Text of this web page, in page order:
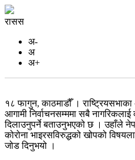
रासस
अ-
अ
अ+
१८ फागुन, काठमाडौँ ।
आगामी निर्वाचनसम्ममा सबै नागरिकलाई
दिलाउनुपर्ने बताउनुभएको छ । उहाँले
कोरोना भाइरसविरुद्धको खोपको
जोड दिनुभयो ।